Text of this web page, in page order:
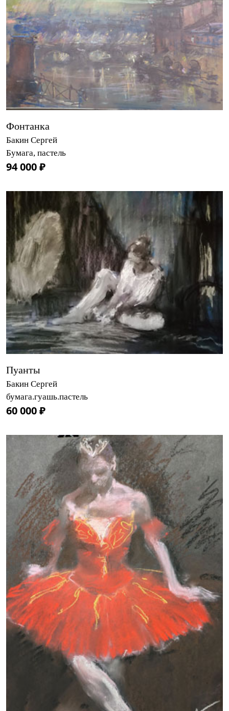
Фонтанка
Бакин Сергей
Бумага, пастель
94 000 ₽
Пуанты
Бакин Сергей
бумага.гуашь.пастель
60 000 ₽